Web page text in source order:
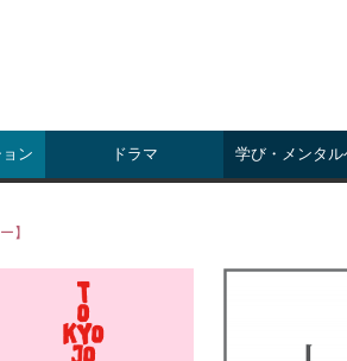
ン ドラマ 学び・メンタル
】